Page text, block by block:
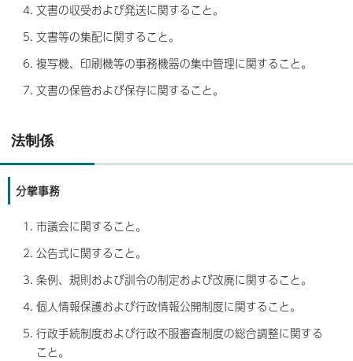
文書の収受および発送に関すること。
文書等の集配に関すること。
複写機、印刷機等の事務機器の集中管理に関すること。
文書の保管および保存に関すること。
法制係
分掌事務
市議会に関すること。
公告式に関すること。
条例、規則および訓令の制定および改廃に関すること。
個人情報保護および行政情報公開制度に関すること。
行政手続制度および行政不服審査制度の総合調整に関する
こと。